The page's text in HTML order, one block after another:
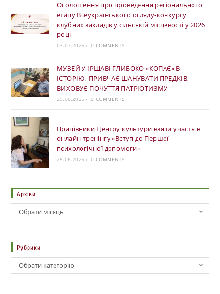
Оголошення про проведення регіонального
етапу Всеукраїнського огляду-конкурсу
клубних закладів у сільській місцевості у 2026
році
03.07.2026 / 0 COMMENTS
МУЗЕЙ У ІРШАВІ ГЛИБОКО «КОПАЄ» В
ІСТОРІЮ, ПРИВЧАЄ ШАНУВАТИ ПРЕДКІВ,
ВИХОВУЄ ПОЧУТТЯ ПАТРІОТИЗМУ
29.06.2026 / 0 COMMENTS
Працівники Центру культури взяли участь в
онлайн-тренінгу «Вступ до Першої
психологічної допомоги»
25.06.2026 / 0 COMMENTS
Архіви
Обрати місяць
Рубрики
Обрати категорію